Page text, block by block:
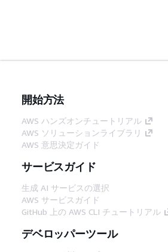
開始方法
AWS ハンズオンチュートリアル
AWS ソリューションライブラリ
AWS 意思決定ガイド
サービスガイド
生成 AI サービスの選択
AWS サービスガイド
GitHub 上の AWS CLI チュートリアル
デベロッパーツール